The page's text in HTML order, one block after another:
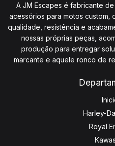
A JM Escapes é fabricante
acessórios para motos
qualidade, resistência e
nossas próprias peças,
produção para entregar
marcante e aquele ronco de
Harley-
Royal